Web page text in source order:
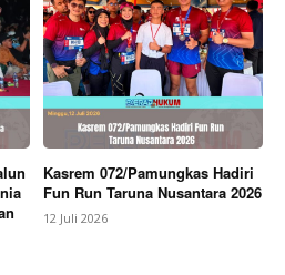
Kasrem 072/Pamungkas Hadiri
Fun Run Taruna Nusantara 2026
12 Juli 2026